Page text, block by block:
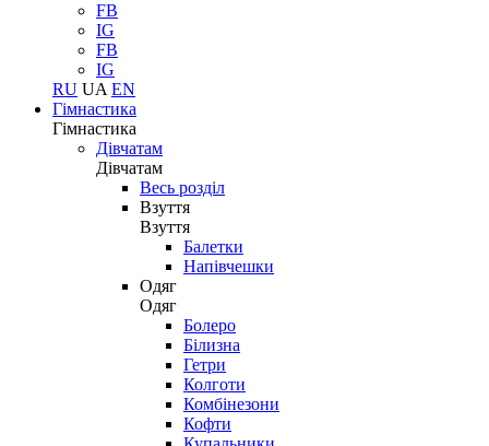
FB
IG
FB
IG
RU UA EN
Гімнастика
Гімнастика
Дівчатам
Дівчатам
Весь розділ
Взуття
Взуття
Балетки
Напівчешки
Одяг
Одяг
Болеро
Білизна
Гетри
Колготи
Комбінезони
Кофти